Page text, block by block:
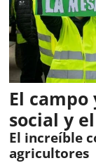
El campo
social y
El increíble
agricultores